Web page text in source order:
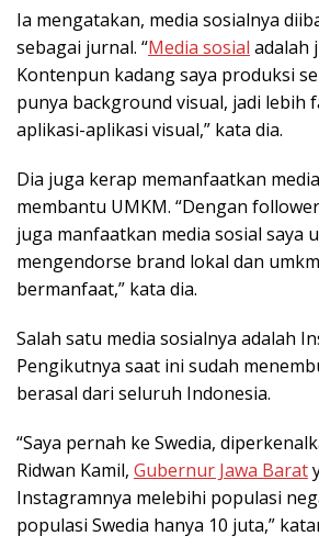
Ia mengatakan, media sosialnya
sebagai jurnal. “Media sosial adalah
Kontenpun kadang saya produksi
punya background visual, jadi lebih
aplikasi-aplikasi visual,” kata dia.
Dia juga kerap memanfaatkan
membantu UMKM. “Dengan
juga manfaatkan media sosial saya
mengendorse brand lokal dan
bermanfaat,” kata dia.
Salah satu media sosialnya adalah
Pengikutnya saat ini sudah
berasal dari seluruh Indonesia.
“Saya pernah ke Swedia,
Ridwan Kamil, Gubernur Jawa Barat
Instagramnya melebihi populasi
populasi Swedia hanya 10 juta,”